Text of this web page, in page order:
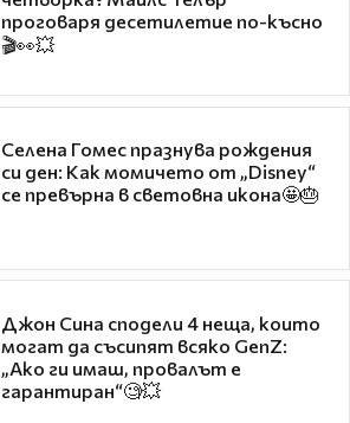
проговаря десетилетие по-късно
🎬👀💥
Селена Гомес празнува рождения
си ден: Как момичето от „Disney“
се превърна в световна икона🤩🎂
Джон Сина сподели 4 неща, които
могат да съсипят всяко GenZ:
„Ако ги имаш, провалът е
гарантиран“🧐💥